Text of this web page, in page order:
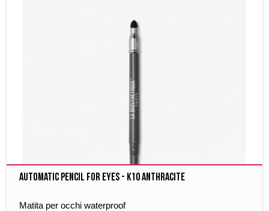
Automatic Pencil for Eyes - K10 Anthracite
Matita per occhi waterproof